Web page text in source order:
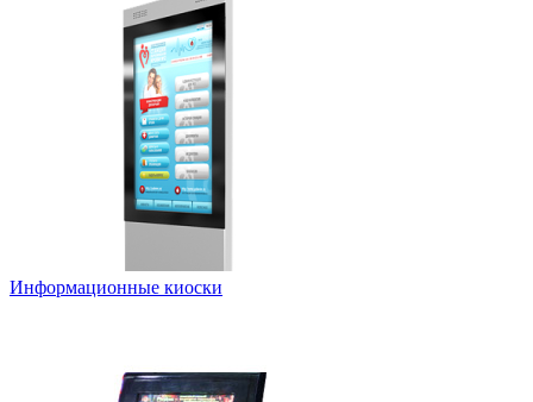
Информационные киоски